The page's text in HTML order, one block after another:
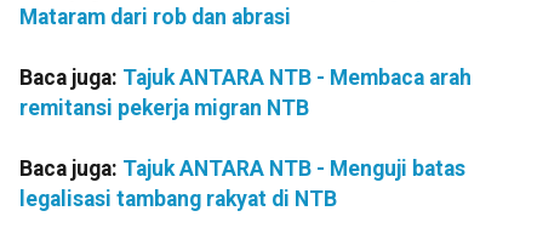
Mataram dari rob dan abrasi
Baca juga: Tajuk ANTARA NTB - Membaca arah
remitansi pekerja migran NTB
Baca juga: Tajuk ANTARA NTB - Menguji batas
legalisasi tambang rakyat di NTB